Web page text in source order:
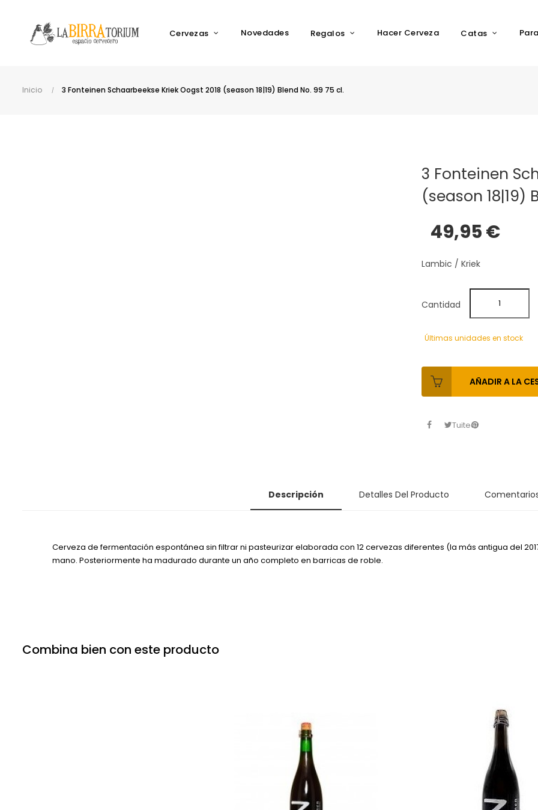
Cervezas Novedades Regalos Hacer Cerveza Catas
Inicio 3 Fonteinen Schaarbeekse Kriek Oogst 2018 (season 18|19) Blend No. 99 75 cl.
3 Fonteinen
(season 18|19)
49,95 €
Lambic / Kriek
Cantidad
Últimas unidades en stock
AÑADIR A LA
Tuitear
Descripción Detalles Del Producto
Cerveza de fermentación espontánea sin filtrar ni pasteurizar elaborada con 12 cervezas diferentes (la más antigua del
mano. Posteriormente ha madurado durante un año completo en barricas de roble.
Combina bien con este producto